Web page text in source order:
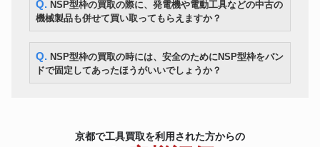
SEA1000A Ⅱ
KEYENCE
画像寸法測定器 IMシリーズ 測
定ヘッド IM-6010 コントローラ
IM-6700
256,800円
電動チェーンブロック
2FH(12M) ９４年式
エンジン油圧ポンプユニット U-
Q. NSP型枠の買取の際に、発電機や電動工具などの中古の
機械製品も併せて買い取ってもらえますか？
Q. NSP型枠の買取の時には、安全のためにNSP型枠をバン
ドで固定してあったほうがいいでしょうか？
京都で工具買取を利用された方からの